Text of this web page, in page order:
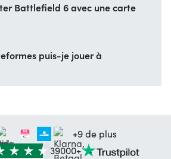
Battlefield 6 avec une carte
puis-je jouer à
+9 de plus
39000+